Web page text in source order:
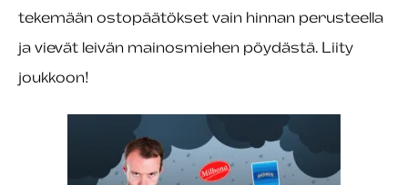
tekemään ostopäätökset vain hinnan perusteella
ja vievät leivän mainosmiehen pöydästä. Liity
joukkoon!